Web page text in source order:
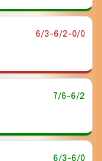
6/3-6/2-0/0
7/6-6/2
6/3-6/0